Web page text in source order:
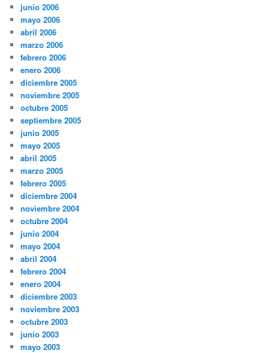
junio 2006
mayo 2006
abril 2006
marzo 2006
febrero 2006
enero 2006
diciembre 2005
noviembre 2005
octubre 2005
septiembre 2005
junio 2005
mayo 2005
abril 2005
marzo 2005
febrero 2005
diciembre 2004
noviembre 2004
octubre 2004
junio 2004
mayo 2004
abril 2004
febrero 2004
enero 2004
diciembre 2003
noviembre 2003
octubre 2003
junio 2003
mayo 2003